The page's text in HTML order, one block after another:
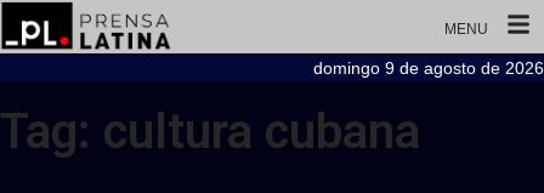
MENU
domingo 9 de agosto de 2026
Tag: cultura cubana